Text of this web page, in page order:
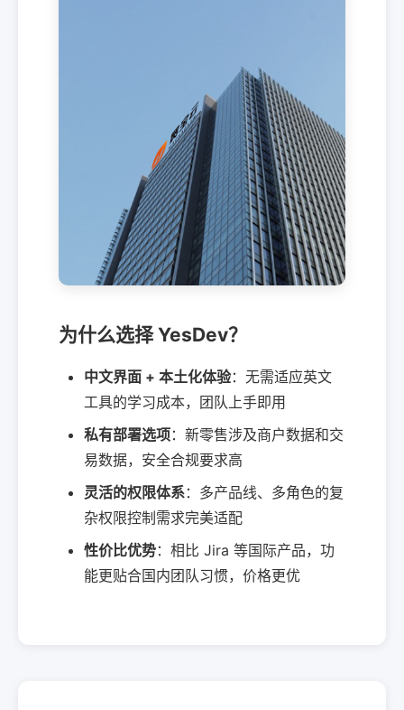
为什么选择 YesDev？
中文界面 + 本土化体验：无需适应英文
工具的学习成本，团队上手即用
私有部署选项：新零售涉及商户数据和交
易数据，安全合规要求高
灵活的权限体系：多产品线、多角色的复
杂权限控制需求完美适配
性价比优势：相比 Jira 等国际产品，功
能更贴合国内团队习惯，价格更优